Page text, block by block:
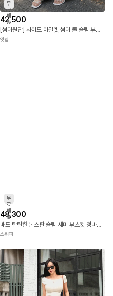
무
료
배
송
42,500
[썸머원단] 사이드 아일렛 썸머 쿨 슬림 부츠컷 팬츠 세미로우 여름바지 여름팬츠 쿨팬츠 쿨바지 여름부츠컷 유니크 트렌디 (1컬러)
엣템
무
료
배
송
48,300
배드 탄탄한 논스판 슬림 세미 부츠컷 청바지 무릎찢청 허리들뜸방지 빈티지 페이딩 워싱 데님팬츠 S M L
스위피